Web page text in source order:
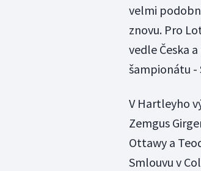
velmi
znovu. Pro
vedle Česka
šampionátu -
V Hartleyho
Zemgus
Ottawy a
Smlouvu v